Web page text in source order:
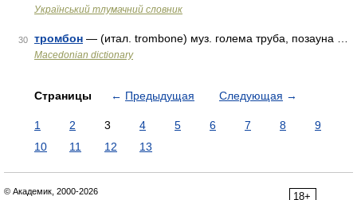
Український тлумачний словник
30 тромбон — (итал. trombone) муз. голема труба, позауна …
Macedonian dictionary
Страницы ← Предыдущая Следующая →
1 2 3 4 5 6 7 8
9
10
11 12 13
18+
© Академик, 2000-2026